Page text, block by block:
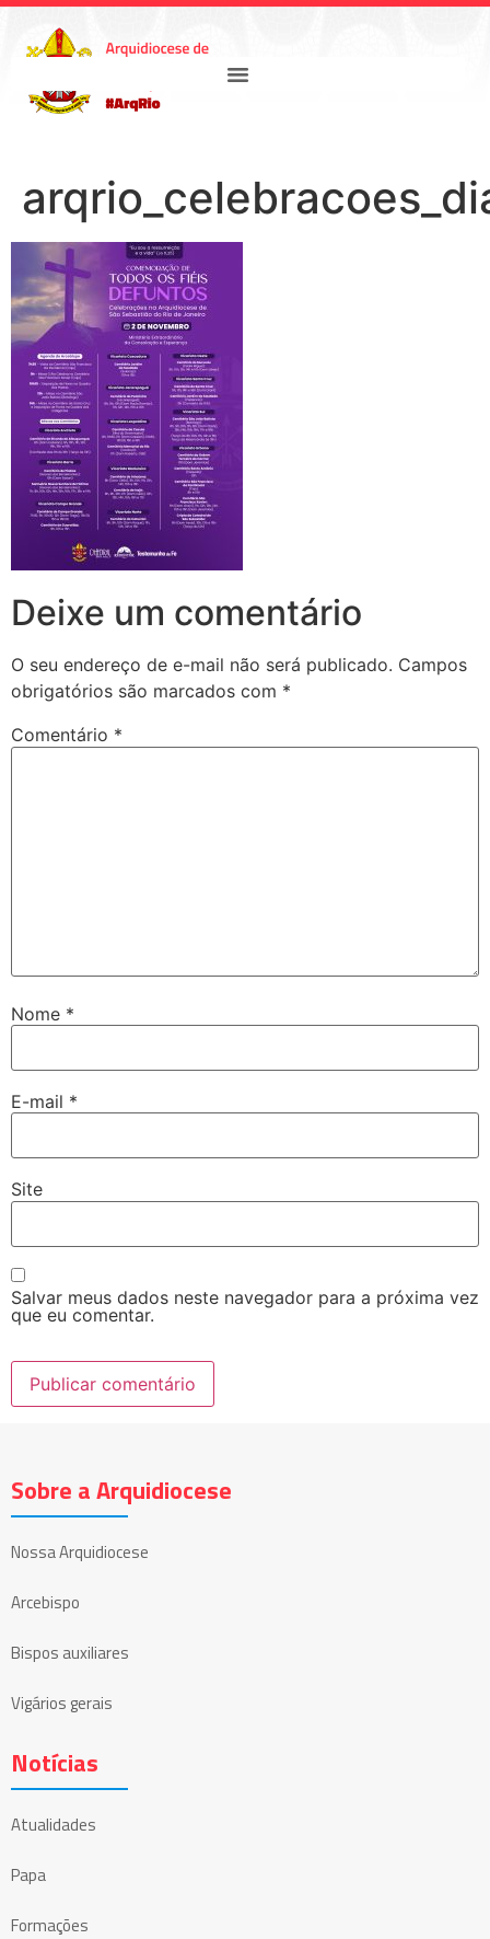
Deixe um comentário
O seu endereço de e-mail não será publicado. Campos
obrigatórios são marcados com *
Comentário *
Nome *
E-mail *
Site
Salvar meus dados neste navegador para a próxima vez
que eu comentar.
Sobre a Arquidiocese
Nossa Arquidiocese
Arcebispo
Bispos auxiliares
Vigários gerais
Notícias
Atualidades
Papa
Formações